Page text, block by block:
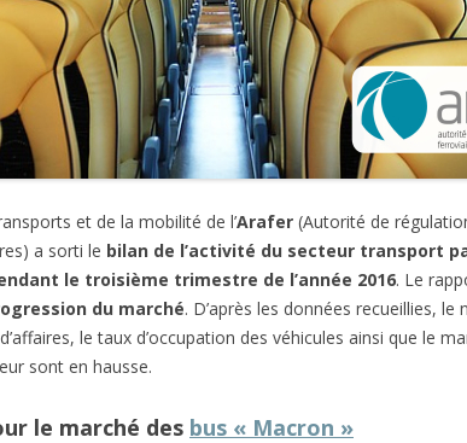
et de la mobilité de l’Arafer (Autorité de
a sorti le bilan de l’activité du secteur transport
le troisième trimestre de l’année 2016. Le
du marché. D’après les données recueillies, le
le taux d’occupation des véhicules ainsi que le
sont en hausse.
le marché des bus « Macron »